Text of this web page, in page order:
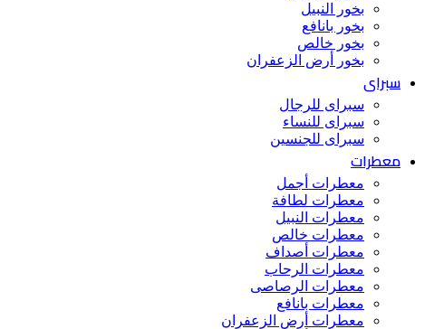
بخور النبيل
بخور بانافع
بخور خالص
بخور أرض الزعفران
سبراى
سبراى للرجال
سبراى للنساء
سبراى للجنسين
معطرات
معطرات أجمل
معطرات لطافة
معطرات النبيل
معطرات خالص
معطرات أصداف
معطرات الرحاب
معطرات الرصاصى
معطرات بانافع
معطرات أرض الزعفران